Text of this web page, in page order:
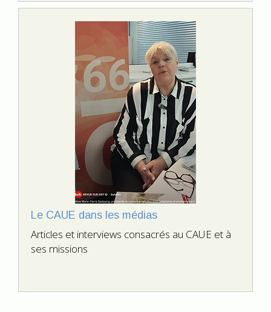
Le CAUE dans les médias
Articles et interviews consacrés au CAUE et à
ses missions